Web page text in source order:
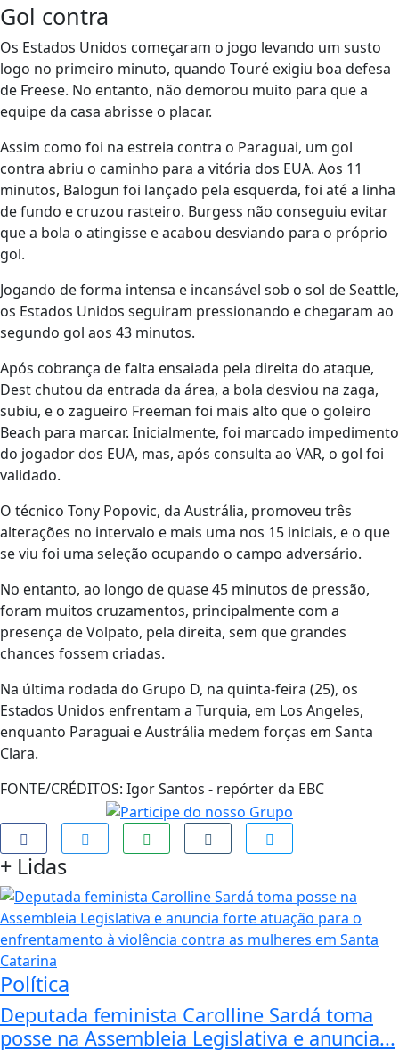
Gol contra
Os Estados Unidos começaram o jogo levando um susto
logo no primeiro minuto, quando Touré exigiu boa defesa
de Freese. No entanto, não demorou muito para que a
equipe da casa abrisse o placar.
Assim como foi na estreia contra o Paraguai, um gol
contra abriu o caminho para a vitória dos EUA. Aos 11
minutos, Balogun foi lançado pela esquerda, foi até a linha
de fundo e cruzou rasteiro. Burgess não conseguiu evitar
que a bola o atingisse e acabou desviando para o próprio
gol.
Jogando de forma intensa e incansável sob o sol de Seattle,
os Estados Unidos seguiram pressionando e chegaram ao
segundo gol aos 43 minutos.
Após cobrança de falta ensaiada pela direita do ataque,
Dest chutou da entrada da área, a bola desviou na zaga,
subiu, e o zagueiro Freeman foi mais alto que o goleiro
Beach para marcar. Inicialmente, foi marcado impedimento
do jogador dos EUA, mas, após consulta ao VAR, o gol foi
validado.
O técnico Tony Popovic, da Austrália, promoveu três
alterações no intervalo e mais uma nos 15 iniciais, e o que
se viu foi uma seleção ocupando o campo adversário.
No entanto, ao longo de quase 45 minutos de pressão,
foram muitos cruzamentos, principalmente com a
presença de Volpato, pela direita, sem que grandes
chances fossem criadas.
Na última rodada do Grupo D, na quinta-feira (25), os
Estados Unidos enfrentam a Turquia, em Los Angeles,
enquanto Paraguai e Austrália medem forças em Santa
Clara.
FONTE/CRÉDITOS: Igor Santos - repórter da EBC
+ Lidas
Política
Deputada feminista Carolline Sardá toma
posse na Assembleia Legislativa e anuncia...